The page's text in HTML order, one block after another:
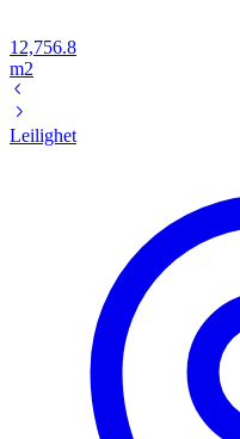
12,756.8
m2
Leilighet